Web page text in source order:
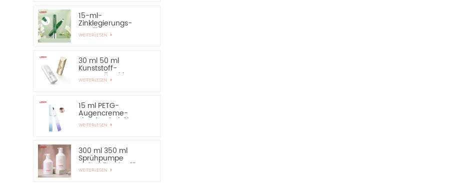
15-ml-
Zinklegierungs-
Applikator-Augen-
Essential-Serum-
WEITERLESEN
30 ml 50 ml
Kunststoff-
Kosmetik-Airless-
Flasche,
WEITERLESEN
15 ml PETG-
Augencreme-
Flaschenbehälter
mit Applikator aus
WEITERLESEN
300 ml 350 ml
Sprühpumpe
Lotionsflasche für
Shampoo
WEITERLESEN